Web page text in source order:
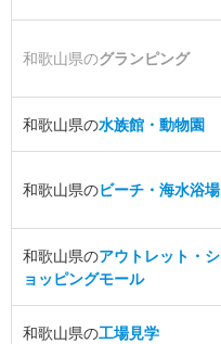
和歌山県のグランピング
和歌山県の水族館・動物園
和歌山県のビーチ・海水浴場
和歌山県のアウトレット・シ
ョッピングモール
和歌山県の工場見学